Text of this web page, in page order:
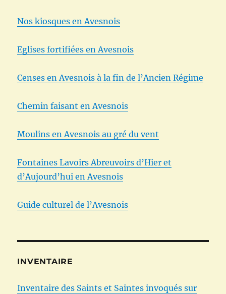
Nos kiosques en Avesnois
Eglises fortifiées en Avesnois
Censes en Avesnois à la fin de l’Ancien Régime
Chemin faisant en Avesnois
Moulins en Avesnois au gré du vent
Fontaines Lavoirs Abreuvoirs d’Hier et
d’Aujourd’hui en Avesnois
Guide culturel de l’Avesnois
INVENTAIRE
Inventaire des Saints et Saintes invoqués sur